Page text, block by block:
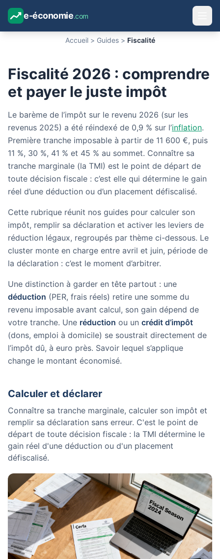
e-économie.com
Accueil > Guides > Fiscalité
Fiscalité 2026 : comprendre
et payer le juste impôt
Le barème de l’impôt sur le revenu 2026 (sur les
revenus 2025) a été réindexé de 0,9 % sur l’inflation.
Première tranche imposable à partir de 11 600 €, puis
11 %, 30 %, 41 % et 45 % au sommet. Connaître sa
tranche marginale (la TMI) est le point de départ de
toute décision fiscale : c’est elle qui détermine le gain
réel d’une déduction ou d’un placement défiscalisé.
Cette rubrique réunit nos guides pour calculer son
impôt, remplir sa déclaration et activer les leviers de
réduction légaux, regroupés par thème ci-dessous. Le
cluster monte en charge entre avril et juin, période de
la déclaration : c’est le moment d’arbitrer.
Une distinction à garder en tête partout : une
déduction (PER, frais réels) retire une somme du
revenu imposable avant calcul, son gain dépend de
votre tranche. Une réduction ou un crédit d’impôt
(dons, emploi à domicile) se soustrait directement de
l’impôt dû, à euro près. Savoir lequel s’applique
change le montant économisé.
Calculer et déclarer
Connaître sa tranche marginale, calculer son impôt et
remplir sa déclaration sans erreur. C'est le point de
départ de toute décision fiscale : la TMI détermine le
gain réel d'une déduction ou d'un placement
défiscalisé.